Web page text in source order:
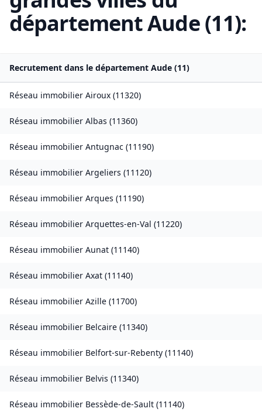
départementAude(11):
Recrutement dans le département Aude (11)
Réseau immobilier Airoux (11320)
Réseau immobilier Albas (11360)
Réseau immobilier Antugnac (11190)
Réseau immobilier Argeliers (11120)
Réseau immobilier Arques (11190)
Réseau immobilier Arquettes-en-Val (11220)
Réseau immobilier Aunat (11140)
Réseau immobilier Axat (11140)
Réseau immobilier Azille (11700)
Réseau immobilier Belcaire (11340)
Réseau immobilier Belfort-sur-Rebenty (11140)
Réseau immobilier Belvis (11340)
Réseau immobilier Bessède-de-Sault (11140)